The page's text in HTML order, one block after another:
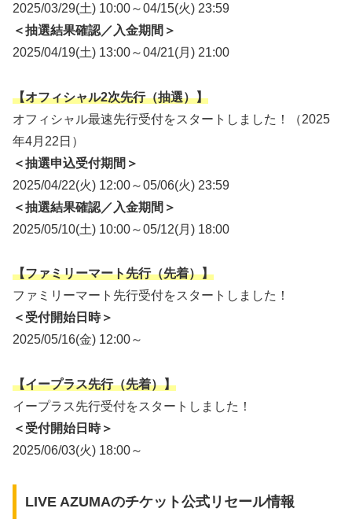
2025/03/29(土) 10:00～04/15(火) 23:59
＜抽選結果確認／入金期間＞
2025/04/19(土) 13:00～04/21(月) 21:00
【オフィシャル2次先行（抽選）】
オフィシャル最速先行受付をスタートしました！（2025
年4月22日）
＜抽選申込受付期間＞
2025/04/22(火) 12:00～05/06(火) 23:59
＜抽選結果確認／入金期間＞
2025/05/10(土) 10:00～05/12(月) 18:00
【ファミリーマート先行（先着）】
ファミリーマート先行受付をスタートしました！
＜ 受付開始日時＞
2025/05/16(金) 12:00～
【イープラス先行（先着）】
イープラス先行受付をスタートしました！
＜ 受付開始日時＞
2025/06/03(火) 18:00～
LIVE AZUMAのチケット公式リセール情報